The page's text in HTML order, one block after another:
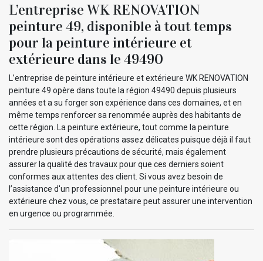
L’entreprise WK RENOVATION
peinture 49, disponible à tout temps
pour la peinture intérieure et
extérieure dans le 49490
L’entreprise de peinture intérieure et extérieure WK RENOVATION
peinture 49 opère dans toute la région 49490 depuis plusieurs
années et a su forger son expérience dans ces domaines, et en
même temps renforcer sa renommée auprès des habitants de
cette région. La peinture extérieure, tout comme la peinture
intérieure sont des opérations assez délicates puisque déjà il faut
prendre plusieurs précautions de sécurité, mais également
assurer la qualité des travaux pour que ces derniers soient
conformes aux attentes des client. Si vous avez besoin de
l’assistance d'un professionnel pour une peinture intérieure ou
extérieure chez vous, ce prestataire peut assurer une intervention
en urgence ou programmée.